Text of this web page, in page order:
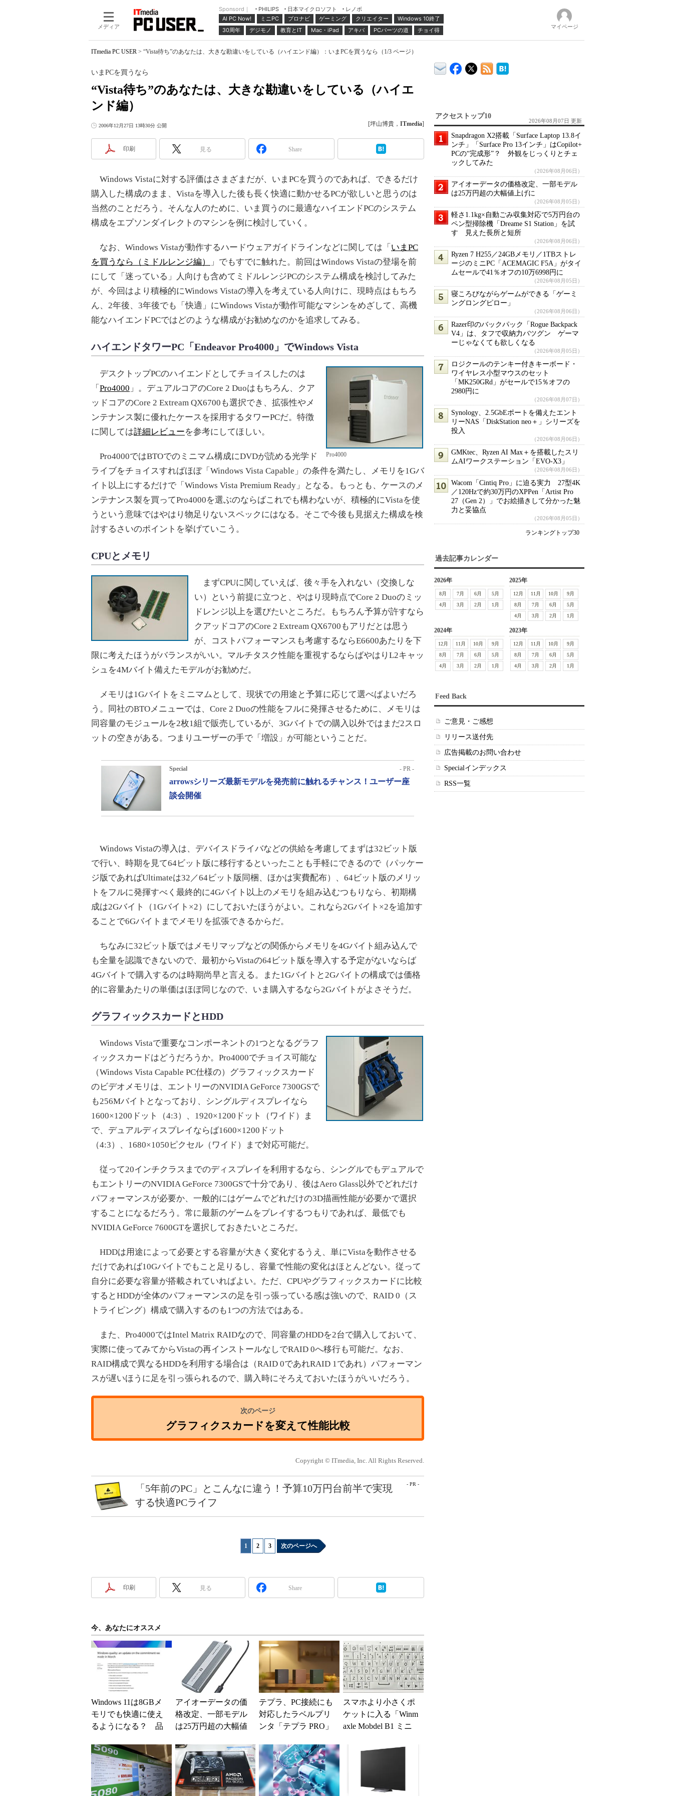
メディア
Sponsord｜ PHILIPS 日本マイクロソフト
レノボ
AI PC Now!
ミニPC プロナビ ゲーミング クリエイター
Windows 10終了
30周年
デジモノ 教育とIT Mac・iPad アキバ PCパーツの道 チョイ得 マイページ
ITmedia PC USER > “Vista待ち”のあなたは、大きな勘違いをしている（ハイエンド編）：いまPCを買うなら（1/3 ページ）
“Vista待ち”のあなたは、大きな勘違いをしている（ハイエ
ンド編）
いまPCを買うなら
2006年12月27日 13時30分 公開 [坪山博貴， ITmedia]
印刷 見る Share
Windows Vistaに対する評価はさまざまだが、いまPCを買うのであれば、できるだけ
購入した構成のまま、Vistaを導入した後も長く快適に動かせるPCが欲しいと思うのは
当然のことだろう。そんな人のために、いま買うのに最適なハイエンドPCのシステム
構成をエプソンダイレクトのマシンを例に検討していく。
なお、Windows Vistaが動作するハードウェアガイドラインなどに関しては「 いまPC
を買うなら（ミドルレンジ編）
」でもすでに触れた。前回はWindows Vistaの登場を前
にして「迷っている」人向けも含めてミドルレンジPCのシステム構成を検討してみた
が、今回はより積極的にWindows Vistaの導入を考えている人向けに、現時点はもちろ
ん、2年後、3年後でも「快適」にWindows Vistaが動作可能なマシンをめざして、高機
能なハイエンドPCではどのような構成がお勧めなのかを追求してみる。
ハイエンドタワーPC「Endeavor Pro4000」でWindows Vista
Pro4000
デスクトップPCのハイエンドとしてチョイスしたのは
「 Pro4000 」。デュアルコアのCore 2 Duoはもちろん、クア
ッドコアのCore 2 Extream QX6700も選択でき、拡張性やメ
ンテナンス製に優れたケースを採用するタワーPCだ。特徴
に関しては詳細レビューを参考にしてほしい。
Pro4000ではBTOでのミニマム構成にDVDが読める光学ド
ライブをチョイスすればほぼ「Windows Vista Capable」の条件を満たし、メモリを1Gバ
イト以上にするだけで「Windows Vista Premium Ready」となる。もっとも、ケースのメ
ンテナンス製を買ってPro4000を選ぶのならばこれでも構わないが、積極的にVistaを使
うという意味ではやはり物足りないスペックにはなる。そこで今後も見据えた構成を検
討するさいのポイントを挙げていこう。
CPUとメモリ
まずCPUに関していえば、後々手を入れない（交換しな
い）という前提に立つと、やはり現時点でCore 2 Duoのミッ
ドレンジ以上を選びたいところだ。もちろん予算が許すなら
クアッドコアのCore 2 Extream QX6700もアリだとは思う
が、コストパフォーマンスも考慮するならE6600あたりを下
限に考えたほうがバランスがいい。マルチタスク性能を重視するならばやはりL2キャッ
シュを4Mバイト備えたモデルがお勧めだ。
メモリは1Gバイトをミニマムとして、現状での用途と予算に応じて選べばよいだろ
う。同社のBTOメニューでは、Core 2 Duoの性能をフルに発揮させるために、メモリは
同容量のモジュールを2枚1組で販売しているが、3Gバイトでの購入以外ではまだ2スロ
ットの空きがある。つまりユーザーの手で「増設」が可能ということだ。
Special - PR -
arrowsシリーズ最新モデルを発売前に触れるチャンス！ユーザー座
談会開催
Windows Vistaの導入は、デバイスドライバなどの供給を考慮してまずは32ビット版
で行い、時期を見て64ビット版に移行するといったことも手軽にできるので（パッケー
ジ版であればUltimateは32／64ビット版同梱、ほかは実費配布）、64ビット版のメリッ
トをフルに発揮すべく最終的に4Gバイト以上のメモリを組み込むつもりなら、初期構
成は2Gバイト（1Gバイト×2）にしておいたほうがよい。これなら2Gバイト×2を追加す
ることで6Gバイトまでメモリを拡張できるからだ。
ちなみに32ビット版ではメモリマップなどの関係からメモリを4Gバイト組み込んで
も全量を認識できないので、最初からVistaの64ビット版を導入する予定がないならば
4Gバイトで購入するのは時期尚早と言える。また1Gバイトと2Gバイトの構成では価格
的に容量あたりの単価はほぼ同じなので、いま購入するなら2Gバイトがよさそうだ。
グラフィックスカードとHDD
Windows Vistaで重要なコンポーネントの1つとなるグラフ
ィックスカードはどうだろうか。Pro4000でチョイス可能な
（Windows Vista Capable PC仕様の）グラフィックスカード
のビデオメモリは、エントリーのNVIDIA GeForce 7300GSで
も256Mバイトとなっており、シングルディスプレイなら
1600×1200ドット（4:3）、1920×1200ドット（ワイド）ま
で、デュアルディスプレイならば1600×1200ドット
（4:3）、1680×1050ピクセル（ワイド）まで対応可能だ。
従って20インチクラスまでのディスプレイを利用するなら、シングルでもデュアルで
もエントリーのNVIDIA GeForce 7300GSで十分であり、後はAero Glass以外でどれだけ
パフォーマンスが必要か、一般的にはゲームでどれだけの3D描画性能が必要かで選択
することになるだろう。常に最新のゲームをプレイするつもりであれば、最低でも
NVIDIA GeForce 7600GTを選択しておきたいところだ。
HDDは用途によって必要とする容量が大きく変化するうえ、単にVistaを動作させる
だけであれば10Gバイトでもこと足りるし、容量で性能の変化はほとんどない。従って
自分に必要な容量が搭載されていればよい。ただ、CPUやグラフィックスカードに比較
するとHDDが全体のパフォーマンスの足を引っ張っている感は強いので、RAID 0（ス
トライピング）構成で購入するのも1つの方法ではある。
また、Pro4000ではIntel Matrix RAIDなので、同容量のHDDを2台で購入しておいて、
実際に使ってみてからVistaの再インストールなしでRAID 0へ移行も可能だ。なお、
RAID構成で異なるHDDを利用する場合は（RAID 0であれRAID 1であれ）パフォーマン
スが遅いほうに足を引っ張られるので、購入時にそろえておいたほうがいいだろう。
グラフィクスカードを変えて性能比較
Copyright © ITmedia, Inc. All Rights Reserved.
- PR -
「5年前のPC」とこんなに違う！予算10万円台前半で実現
する快適PCライフ
1 2 3 次のページへ
印刷 見る Share
今、あなたにオススメ
Windows 11は8GBメ
モリでも快適に使え
るようになる？ 品
と「26H2」に...
アイオーデータの価
格改定、一部モデル
は25万円超の大幅値
テプラ、PC接続にも
対応したラベルプリ
ンタ「テプラ PRO」
スマホより小さくポ
ケットに入る「Winm
axle Mobdel B1 ミニ
ド」...
アクセストップ10
2026年08月07日 更新
Snapdragon X2搭載「Surface Laptop 13.8イ
ンチ」「Surface Pro 13インチ」はCopilot+
PCの“完成形”？ 外観をじっくりとチェ
ックしてみた
（2026年08月06日）
アイオーデータの価格改定、一部モデル
は25万円超の大幅値上げに
（2026年08月05日）
軽さ1.1kg×自動ごみ収集対応で5万円台の
ペン型掃除機「Dreame S1 Station」を試
す 見えた長所と短所
（2026年08月06日）
Ryzen 7 H255／24GBメモリ／1TBストレ
ージのミニPC「ACEMAGIC F5A」がタイ
ムセールで41％オフの10万6998円に
（2026年08月05日）
寝ころびながらゲームができる「ゲーミ
ングロングピロー」
（2026年08月06日）
Razer印のバックパック「Rogue Backpack
V4」は、タフで収納力バツグン ゲーマ
ーじゃなくても欲しくなる
（2026年08月05日）
ロジクールのテンキー付きキーボード・
ワイヤレス小型マウスのセット
「MK250GRd」がセールで15％オフの
2980円に
（2026年08月07日）
Synology、2.5GbEポートを備えたエント
リーNAS「DiskStation neo＋」シリーズを
投入
（2026年08月06日）
GMKtec、Ryzen AI Max＋を搭載したスリ
ムAIワークステーション「EVO-X3」
（2026年08月06日）
Wacom「Cintiq Pro」に迫る実力 27型4K
／120Hzで約30万円のXPPen「Artist Pro
27（Gen 2）」でお絵描きして分かった魅
力と妥協点
（2026年08月05日）
ランキングトップ30
過去記事カレンダー
2026年
8月 7月 6月
5月
4月
3月 2月 1月
2025年
12月 11月 10月
9月
8月
7月 6月
5月
4月
3月 2月 1月
2024年
12月 11月 10月
9月
8月
7月 6月
5月
4月
3月 2月 1月
2023年
12月 11月 10月
9月
8月
7月 6月
5月
4月
3月 2月 1月
Feed Back
ご意見・ご感想
リリース送付先
広告掲載のお問い合わせ
Specialインデックス
RSS一覧